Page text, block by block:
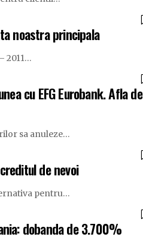
noastra principala
2011…
cu EFG Eurobank. Afla de
sa anuleze…
de nevoi
pentru…
dobanda de 3.700%